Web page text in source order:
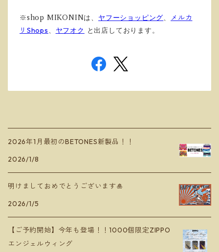
※shop MIKONINは、 ヤフーショッピング、
メルカ
リShops、 ヤフオク と出店しております。
2026年1月最初のBETONES新製品！！
2026/1/8
明けましておめでとうございます🎍
2026/1/5
【ご予約開始】今年も登場！！1000個限定ZIPPO
エンジェルウィング